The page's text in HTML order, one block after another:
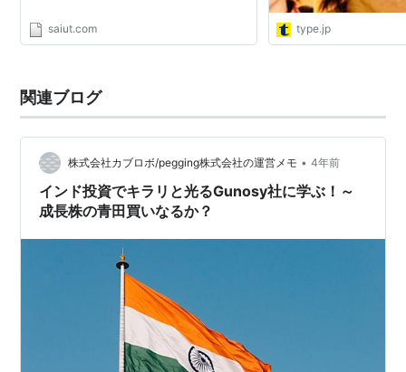
saiut.com type.jp
関連ブログ
株式会社カブロボ/pegging株式会社の運営メモ • 4年前
インド投資でキラリと光るGunosy社に学ぶ！～
成長株の青田買いなるか？